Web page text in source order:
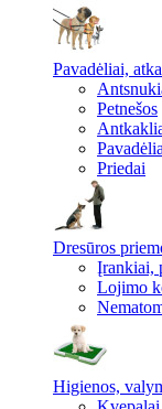
Pavadėliai,
Petnešos
Priedai
Dresūros
Įrankiai,
Lojimo
Higienos,